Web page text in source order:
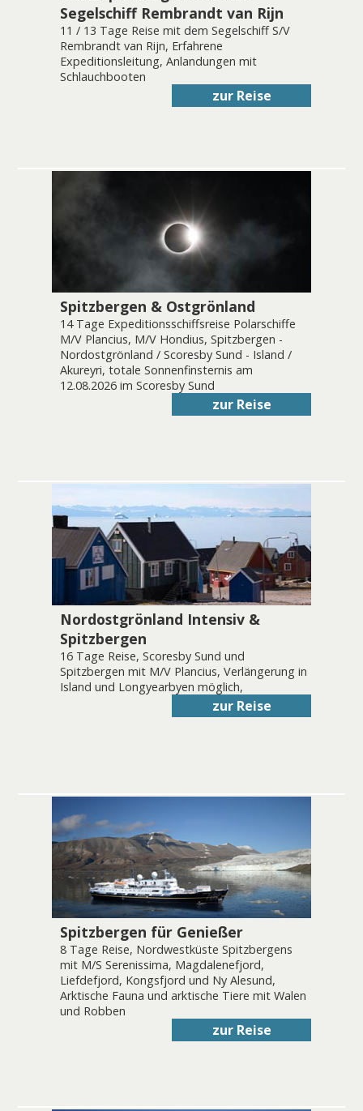
Segelschiff Rembrandt van Rijn
11 / 13 Tage Reise mit dem Segelschiff S/V
Rembrandt van Rijn, Erfahrene
Expeditionsleitung, Anlandungen mit
Schlauchbooten
zur Reise
Spitzbergen & Ostgrönland
14 Tage Expeditionsschiffsreise Polarschiffe
M/V Plancius, M/V Hondius, Spitzbergen -
Nordostgrönland / Scoresby Sund - Island /
Akureyri, totale Sonnenfinsternis am
12.08.2026 im Scoresby Sund
zur Reise
Nordostgrönland Intensiv &
Spitzbergen
16 Tage Reise, Scoresby Sund und
Spitzbergen mit M/V Plancius, Verlängerung in
Island und Longyearbyen möglich,
zur Reise
Spitzbergen für Genießer
8 Tage Reise, Nordwestküste Spitzbergens
mit M/S Serenissima, Magdalenefjord,
Liefdefjord, Kongsfjord und Ny Alesund,
Arktische Fauna und arktische Tiere mit Walen
und Robben
zur Reise